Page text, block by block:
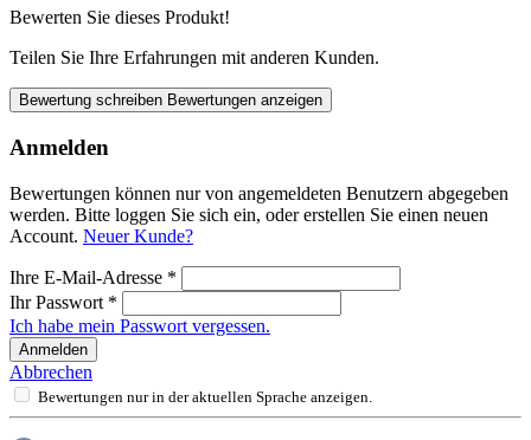
Bewerten Sie dieses Produkt!
Teilen Sie Ihre Erfahrungen mit anderen Kunden.
Bewertung schreiben Bewertungen anzeigen
Anmelden
Bewertungen können nur von angemeldeten Benutzern abgegeben
werden. Bitte loggen Sie sich ein, oder erstellen Sie einen neuen
Account. Neuer Kunde?
Ihre E-Mail-Adresse *
Ihr Passwort *
Ich habe mein Passwort vergessen.
Anmelden
Abbrechen
Bewertungen nur in der aktuellen Sprache anzeigen.